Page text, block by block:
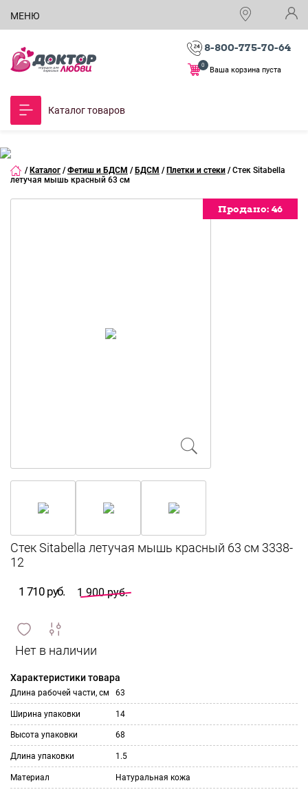
МЕНЮ
8-800-775-70-64
Ваша корзина пуста
0
Каталог товаров
/ Каталог / Фетиш и БДСМ / БДСМ / Плетки и стеки / Стек Sitabella
летучая мышь красный 63 см
Продано: 46
Продано: 46
Продано: 46
1 710 руб. 1 900 руб.
и
сравнить
ИЗБРАННОЕ
Характеристики товара
Длина рабочей части, см 63
Ширина упаковки 14
Высота упаковки 68
Длина упаковки 1.5
Материал Натуральная кожа